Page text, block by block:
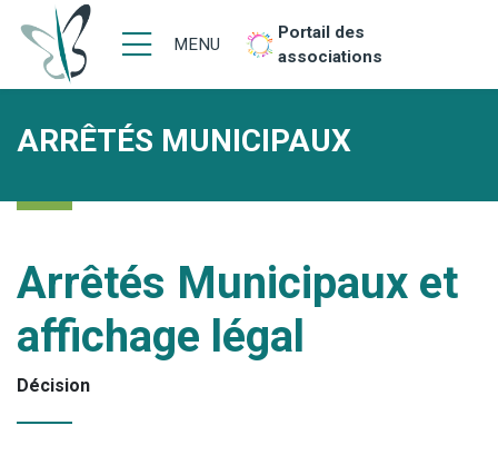
MENU
Portail des
associations
ARRÊTÉS MUNICIPAUX
Arrêtés Municipaux et
affichage légal
Décision